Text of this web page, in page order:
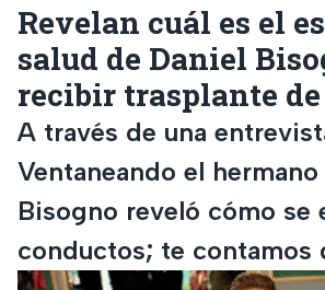
Revelan cuál es el
salud de Daniel
recibir trasplante
A través de una
Ventaneando el
Bisogno reveló cómo se
conductos; te contamos